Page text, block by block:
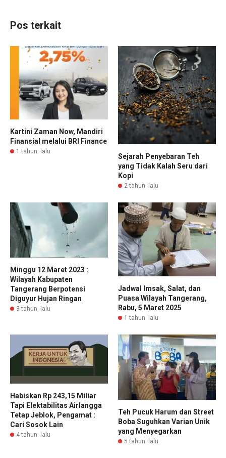
Pos terkait
Kartini Zaman Now, Mandiri
Finansial melalui BRI Finance
1 tahun lalu
Sejarah Penyebaran Teh
yang Tidak Kalah Seru dari
Kopi
2 tahun lalu
Minggu 12 Maret 2023 :
Wilayah Kabupaten
Tangerang Berpotensi
Diguyur Hujan Ringan
3 tahun lalu
Jadwal Imsak, Salat, dan
Puasa Wilayah Tangerang,
Rabu, 5 Maret 2025
1 tahun lalu
Habiskan Rp 243,15 Miliar
Tapi Elektabilitas Airlangga
Tetap Jeblok, Pengamat :
Cari Sosok Lain
4 tahun lalu
Teh Pucuk Harum dan Street
Boba Suguhkan Varian Unik
yang Menyegarkan
5 tahun lalu